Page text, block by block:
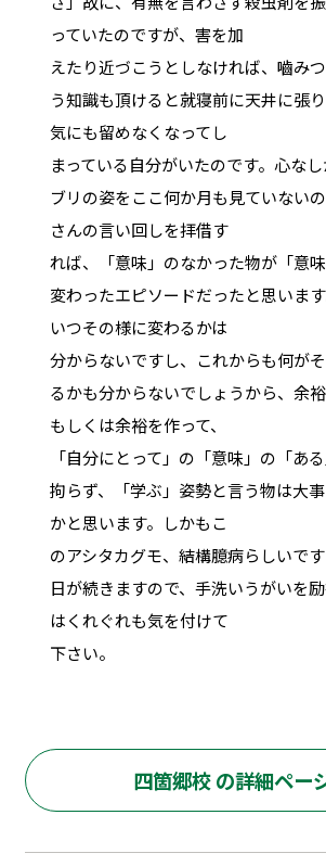
っていたのですが、害を加
えたり近づこうとしなければ、嚙み
う知識も頂けると就寝前に天井に張り
気にも留めなくなってし
まっている自分がいたのです。心な
ブリの姿をここ何か月も見ていない
さんの言い回しを拝借す
れば、「意味」のなかった物が「意
変わったエピソードだったと思います
いつその様に変わるかは
分からないですし、これからも何が
るかも分からないでしょうから、余裕
もしくは余裕を作って、
「自分にとって」の「意味」の「あ
拘らず、「学ぶ」姿勢と言う物は大
かと思います。しかもこ
のアシタカグモ、結構臆病らしいで
日が続きますので、手洗いうがいを
はくれぐれも気を付けて
下さい。
四箇郷校 の詳細ペー